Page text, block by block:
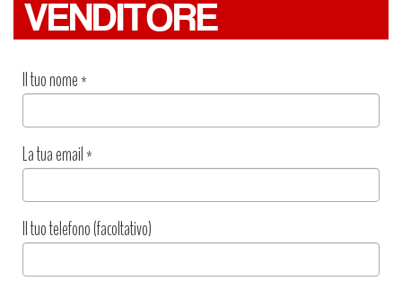
VENDITORE
Il tuo nome*
La tua email*
Il tuo telefono (facoltativo)